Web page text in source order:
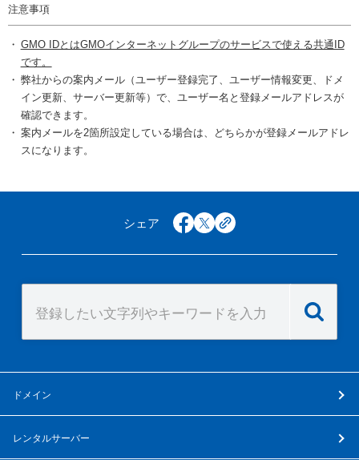
注意事項
GMO IDとはGMOインターネットグループのサービスで使える共通ID
です。
弊社からの案内メール（ユーザー登録完了、ユーザー情報変更、ドメ
イン更新、サーバー更新等）で、ユーザー名と登録メールアドレスが
確認できます。
案内メールを2箇所設定している場合は、どちらかが登録メールアドレ
スになります。
シェア facebook
x copy
ドメイン
レンタルサーバー